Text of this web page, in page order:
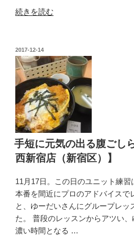
“旨
パ
ゲ
ッ
テ
ィ
ー
を
腹
い
っ
い
【パ
ス
タ
屋
続きを読む
投
稿
日:
2017-12-14
手短に元気の出る腹ごし
西新宿店（新宿区）】
11月17日。この日のユニット練習
本番を間近にプロのアドバイスで
と、ゆーだいさんにグループレッ
た。 普段のレッスンからアツい
濃い時間となる …